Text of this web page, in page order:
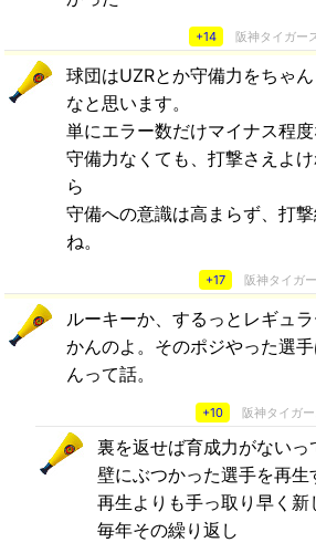
+14 阪神タイガー
球団はUZRとか守備力をちゃ
なと思います。
単にエラー数だけマイナス程度
守備力なくても、打撃さえよ
ら
守備への意識は高まらず、打
ね。
+17 阪神タイガ
ルーキーか、するっとレギュ
かんのよ。そのポジやった選
んって話。
+10 阪神タイガー
裏を返せば育成力がないっ
壁にぶつかった選手を再生
再生よりも手っ取り早く新
毎年その繰り返し